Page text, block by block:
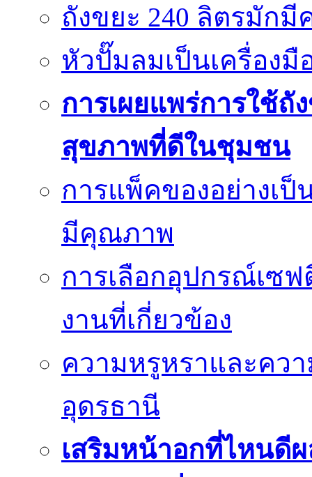
ถังขยะ 240 ลิตรมัก
หัวปั๊มลมเป็นเครื่องมื
การเผยแพร่การใช้ถั
สุขภาพที่ดีในชุมชน
การแพ็คของอย่างเ
มีคุณภาพ
การเลือกอุปกรณ์เซ
งานที่เกี่ยวข้อง
ความหรูหราและคว
อุดรธานี
เสริมหน้าอกที่ไหนดี